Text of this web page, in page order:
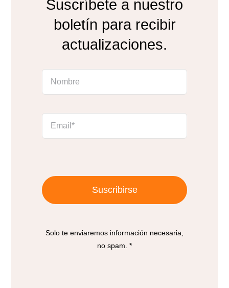
Suscríbete a nuestro
boletín para recibir
actualizaciones.
Suscribirse
Solo te enviaremos información necesaria,
no spam. *